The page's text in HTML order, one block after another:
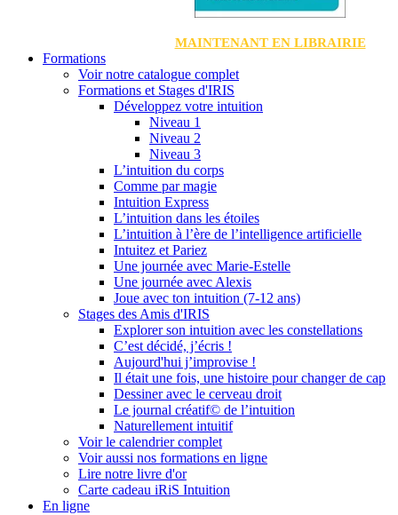
MAINTENANT EN LIBRAIRIE
Formations
Voir notre catalogue complet
Formations et Stages d'IRIS
Développez votre intuition
Niveau 1
Niveau 2
Niveau 3
L’intuition du corps
Comme par magie
Intuition Express
L’intuition dans les étoiles
L’intuition à l’ère de l’intelligence artificielle
Intuitez et Pariez
Une journée avec Marie-Estelle
Une journée avec Alexis
Joue avec ton intuition (7-12 ans)
Stages des Amis d'IRIS
Explorer son intuition avec les constellations
C’est décidé, j’écris !
Aujourd'hui j’improvise !
Il était une fois, une histoire pour changer de cap
Dessiner avec le cerveau droit
Le journal créatif© de l’intuition
Naturellement intuitif
Voir le calendrier complet
Voir aussi nos formations en ligne
Lire notre livre d'or
Carte cadeau iRiS Intuition
En ligne